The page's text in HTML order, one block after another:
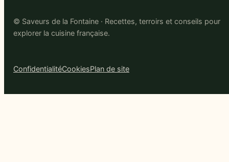
© Saveurs de la Fontaine · Recettes, terroirs et conseils pour
explorer la cuisine française.
ConfidentialitéCookiesPlan de site